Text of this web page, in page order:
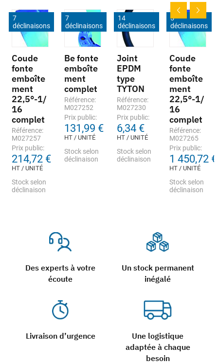
Des experts à votre
écoute
Un stock permanent
inégalé
Livraison d’urgence
Une logistique
adaptée à chaque
besoin
7
déclinaisons
Coude
fonte
emboîte
ment
22,5°-1/
16
complet
Référence:
M027257
Prix public:
214,72 €
HT / UNITÉ
Stock selon
déclinaison
7
déclinaisons
Be fonte
emboîte
ment
complet
Référence:
M027252
Prix public:
131,99 €
HT / UNITÉ
Stock selon
déclinaison
14
déclinaisons
Joint
EPDM
type
TYTON
Référence:
M027230
Prix public:
6,34 €
HT / UNITÉ
Stock selon
déclinaison
5
déclinaisons
Coude
fonte
emboîte
ment
22,5°-1/
16
complet
Référence:
M027265
Prix public:
1 450,72 €
HT / UNITÉ
Stock selon
déclinaison